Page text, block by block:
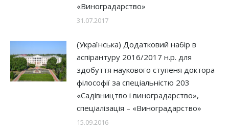
«Виноградарство»
31.07.2017
(Українська) Додатковий набір в
аспірантуру 2016/2017 н.р. для
здобуття наукового ступеня доктора
філософії за спеціальністю 203
«Садівництво і виноградарство»,
спеціалізація – «Виноградарство»
15.09.2016